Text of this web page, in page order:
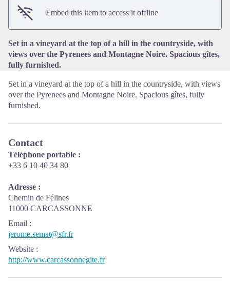
Embed this item to access it offline
Set in a vineyard at the top of a hill in the countryside, with
views over the Pyrenees and Montagne Noire. Spacious gîtes,
fully furnished.
Set in a vineyard at the top of a hill in the countryside, with views
over the Pyrenees and Montagne Noire. Spacious gîtes, fully
furnished.
Contact
Téléphone portable :
+33 6 10 40 34 80
Adresse :
Chemin de Félines
11000 CARCASSONNE
Email :
jerome.semat@sfr.fr
Website :
http://www.carcassonnegite.fr